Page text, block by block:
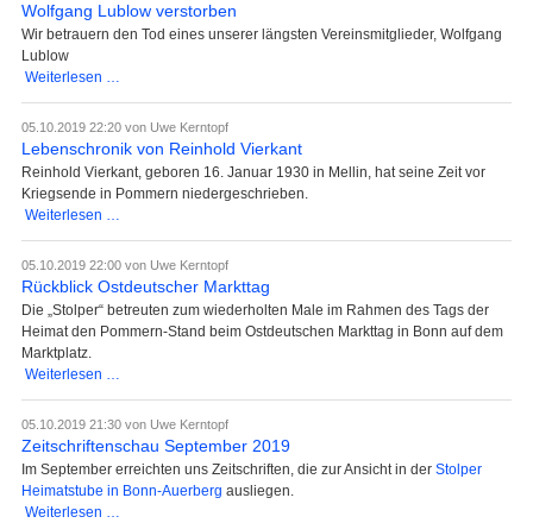
Wolfgang Lublow verstorben
Wir betrauern den Tod eines unserer längsten Vereinsmitglieder, Wolfgang
Lublow
Weiterlesen …
verstorben
05.10.2019 22:20 von Uwe Kerntopf
Lebenschronik von Reinhold Vierkant
Reinhold Vierkant, geboren 16. Januar 1930 in Mellin, hat seine Zeit vor
Kriegsende in Pommern niedergeschrieben.
Weiterlesen …
Reinhold
Vierkant
05.10.2019 22:00 von Uwe Kerntopf
Rückblick Ostdeutscher Markttag
Die „Stolper“ betreuten zum wiederholten Male im Rahmen des Tags der
Heimat den Pommern-Stand beim Ostdeutschen Markttag in Bonn auf dem
Marktplatz.
Weiterlesen …
Markttag
05.10.2019 21:30 von Uwe Kerntopf
Zeitschriftenschau September 2019
Im September erreichten uns Zeitschriften, die zur Ansicht in der Stolper
Heimatstube in Bonn-Auerberg ausliegen.
Weiterlesen …